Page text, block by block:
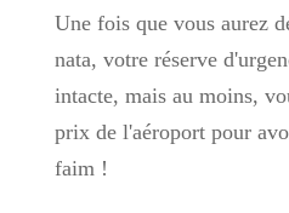
Une fois que vous aurez
nata, votre réserve
intacte, mais au moins,
prix de l'aéroport pour
faim !